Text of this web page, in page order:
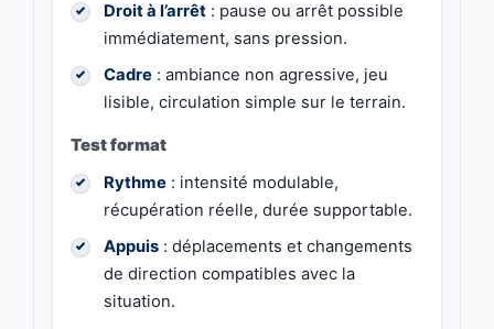
Droit à l’arrêt : pause ou arrêt possible
immédiatement, sans pression.
Cadre : ambiance non agressive, jeu
lisible, circulation simple sur le terrain.
Test format
Rythme : intensité modulable,
récupération réelle, durée supportable.
Appuis : déplacements et changements
de direction compatibles avec la
situation.